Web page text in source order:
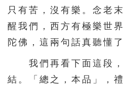
556 557 558
561 562 563
566 567 568
571 572 573
只有苦，沒有樂。念老
醒我們，西方有極樂世
陀佛，這兩句話真聽懂
我們再看下面這段，
結。「總之，本品」，